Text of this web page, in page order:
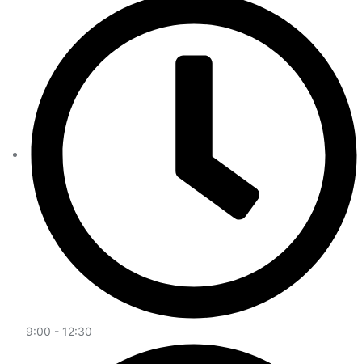
9:00 - 12:30